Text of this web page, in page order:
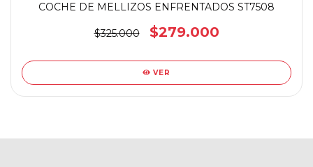
COCHE DE MELLIZOS ENFRENTADOS ST7508
$325.000 $279.000
VER